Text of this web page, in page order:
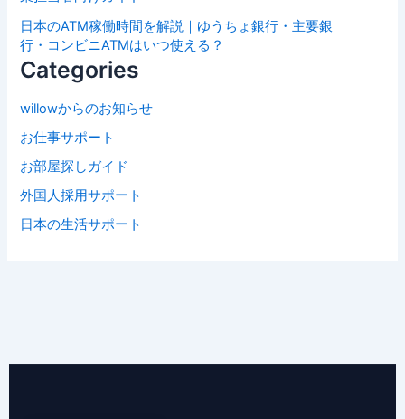
日本のATM稼働時間を解説｜ゆうちょ銀行・主要銀
行・コンビニATMはいつ使える？
Categories
willowからのお知らせ
お仕事サポート
お部屋探しガイド
外国人採用サポート
日本の生活サポート